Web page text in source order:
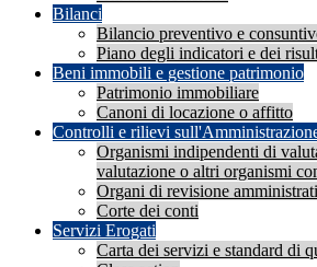
Bilanci
Bilancio preventivo e
Piano degli indicatori e dei
Beni immobili e gestione patrimonio
Patrimonio immobiliare
Canoni di locazione o affitto
Controlli e rilievi
Organismi indipendenti di
valutazione o altri organismi
Organi di revisione
Corte dei conti
Servizi Erogati
Carta dei servizi e standard di